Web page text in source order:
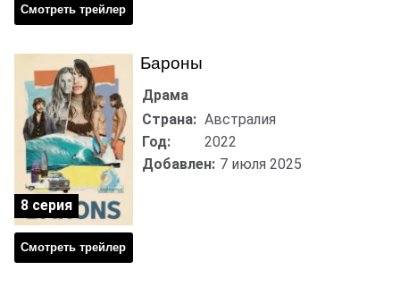
Смотреть трейлер
Бароны
Смотреть трейлер
Драма
Страна: Австралия
Год:
2022
Добавлен: 7 июля 2025
8 серия